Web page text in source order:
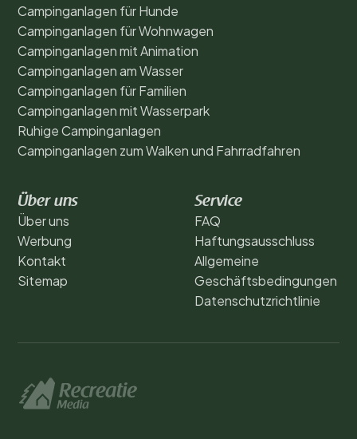
Campinganlagen für Hunde
Campinganlagen für Wohnwagen
Campinganlagen mit Animation
Campinganlagen am Wasser
Campinganlagen für Familien
Campinganlagen mit Wasserpark
Ruhige Campinganlagen
Campinganlagen zum Walken und Fahrradfahren
Über uns
Über uns
Werbung
Kontakt
Sitemap
Service
FAQ
Haftungsausschluss
Allgemeine
Geschäftsbedingungen
Datenschutzrichtlinie